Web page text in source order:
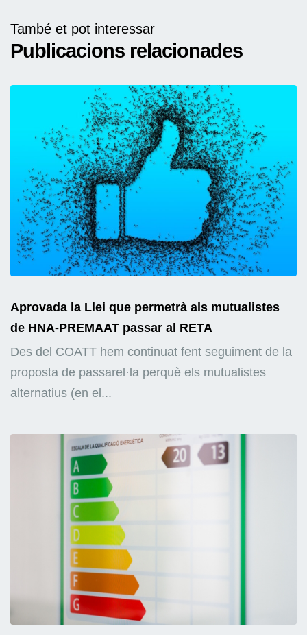
També et pot interessar
Publicacions relacionades
Aprovada la Llei que permetrà als mutualistes
de HNA-PREMAAT passar al RETA
Des del COATT hem continuat fent seguiment de la
proposta de passarel·la perquè els mutualistes
alternatius (en el...